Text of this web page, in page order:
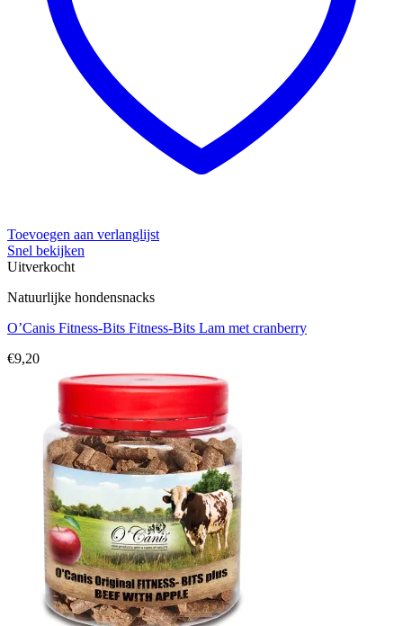
Toevoegen aan verlanglijst
Snel bekijken
Uitverkocht
Natuurlijke hondensnacks
O’Canis Fitness-Bits Fitness-Bits Lam met cranberry
€9,20